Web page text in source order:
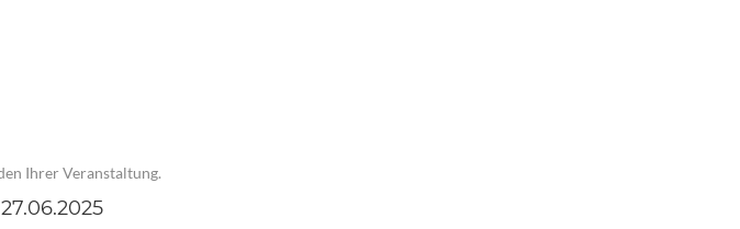
Ihrer Veranstaltung.